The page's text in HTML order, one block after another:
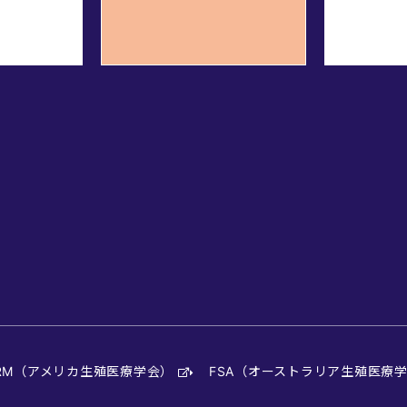
（アメリカ生殖医療学会） FSA（オーストラリア生殖医療